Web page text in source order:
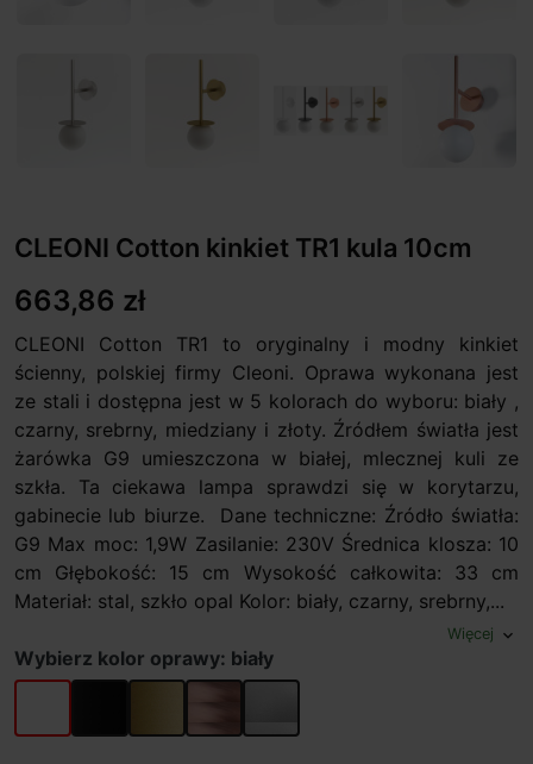
CLEONI Cotton kinkiet TR1 kula 10cm
663,86 zł
CLEONI Cotton TR1 to oryginalny i modny kinkiet
ścienny, polskiej firmy Cleoni. Oprawa wykonana jest
ze stali i dostępna jest w 5 kolorach do wyboru: biały ,
czarny, srebrny, miedziany i złoty. Źródłem światła jest
żarówka G9 umieszczona w białej, mlecznej kuli ze
szkła. Ta ciekawa lampa sprawdzi się w korytarzu,
gabinecie lub biurze. Dane techniczne: Źródło światła:
G9 Max moc: 1,9W Zasilanie: 230V Średnica klosza: 10
cm Głębokość: 15 cm Wysokość całkowita: 33 cm
Materiał: stal, szkło opal Kolor: biały, czarny, srebrny,...
Więcej expand_more
Wybierz kolor oprawy: biały
biały czarnyzłoty miedziany
srebrny